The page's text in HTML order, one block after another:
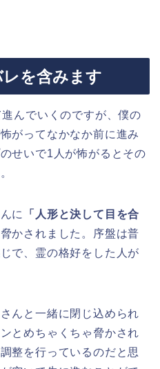
を含みます
んでいくのですが、僕の
がってなかなか前に進み
せいで1人が怖がるとその
に
「人形と決して目を合
かされました。序盤は普
で、霊の格好をした人が
んと一緒に閉じ込められ
とめちゃくちゃ脅かされ
整を行っているのだと思